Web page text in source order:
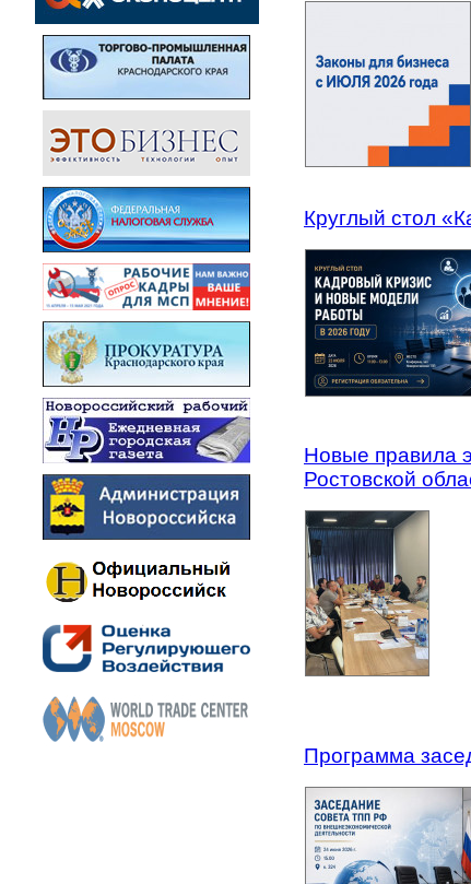
Круглый стол
Новые правила
Ростовской
Программа